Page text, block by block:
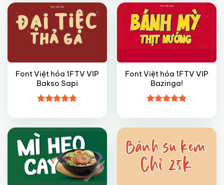
Font Việt hóa 1FTV VIP
Bakso Sapi
hạng55
sao
Font Việt hóa 1FTV VIP
Bazinga!
hạng4.85
sao